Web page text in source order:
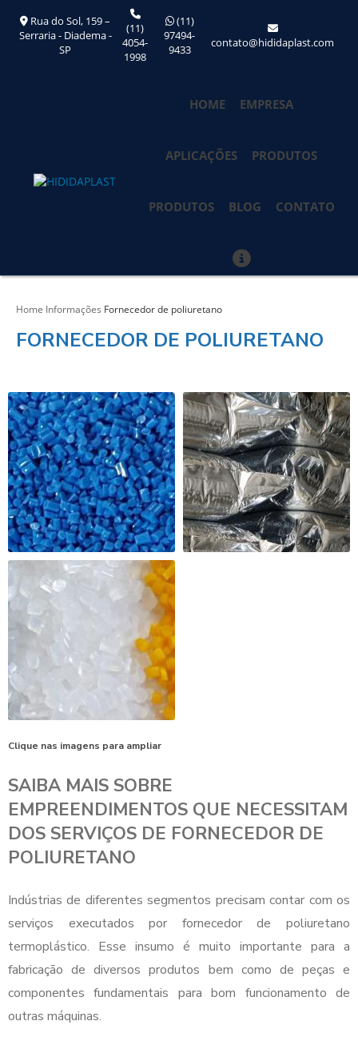
Rua do Sol, 159 –
Serraria - Diadema -
SP
(11)
4054-
1998
(11)
97494-
9433
contato@hididaplast.com
HOME EMPRESA
APLICAÇÕES PRODUTOS
PRODUTOS BLOG CONTATO
Home Informações Fornecedor de poliuretano
FORNECEDOR DE POLIURETANO
Clique nas imagens para ampliar
SAIBA MAIS SOBRE
EMPREENDIMENTOS QUE NECESSITAM
DOS SERVIÇOS DE FORNECEDOR DE
POLIURETANO
Indústrias de diferentes segmentos precisam contar com os
serviços executados por fornecedor de poliuretano
termoplástico. Esse insumo é muito importante para a
fabricação de diversos produtos bem como de peças e
componentes fundamentais para bom funcionamento de
outras máquinas.